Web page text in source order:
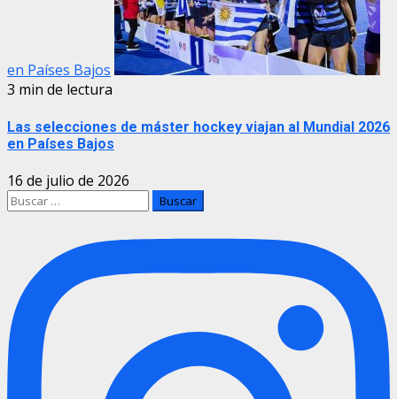
en Países Bajos
3 min de lectura
Las selecciones de máster hockey viajan al Mundial 2026
en Países Bajos
16 de julio de 2026
Buscar: